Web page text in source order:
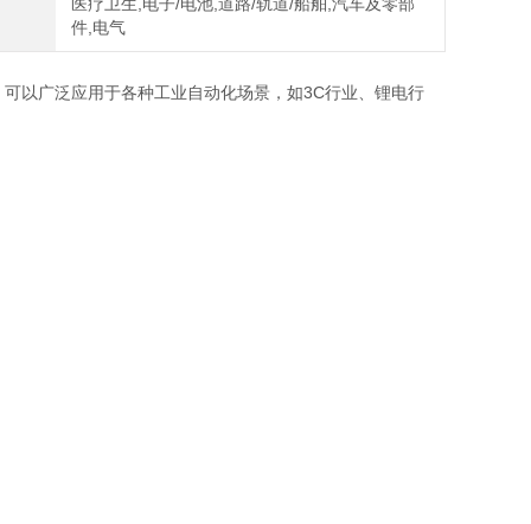
件,电气
以广泛应用于各种工业自动化场景，如3C行业、锂电行